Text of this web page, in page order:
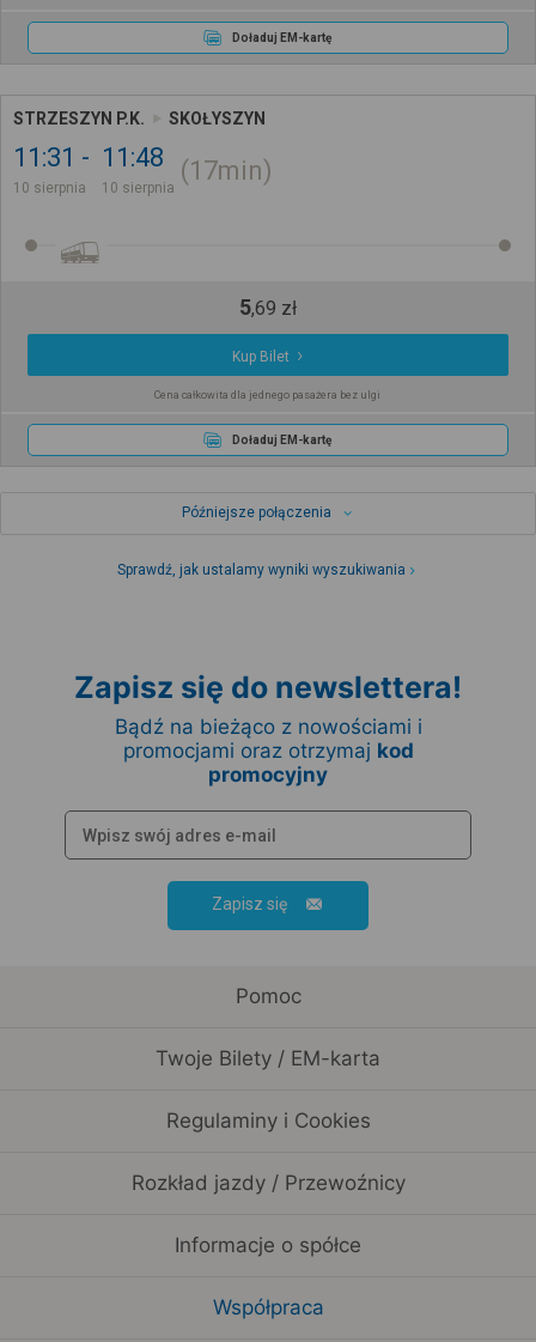
Doładuj EM-kartę
STRZESZYN P.K. SKOŁYSZYN
11:31
10 sierpnia
11:48
10 sierpnia
17min
5,69 zł
Kup Bilet
Cena całkowita dla jednego pasażera bez ulgi
Doładuj EM-kartę
Późniejsze połączenia
Sprawdź, jak ustalamy wyniki wyszukiwania
Zapisz się do newslettera!
Bądź na bieżąco z nowościami i
promocjami oraz otrzymaj kod
promocyjny
Zapisz się
Pomoc
Twoje Bilety / EM-karta
Regulaminy i Cookies
Rozkład jazdy / Przewoźnicy
Informacje o spółce
Współpraca